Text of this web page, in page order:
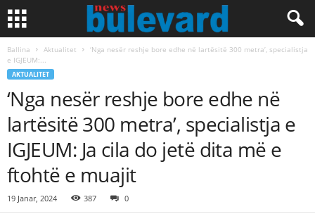
Ballina Aktualitet
‘Nga nesër reshje bore edhe në lartësitë 300 metra’, specialistja
e IGJEUM:...
AKTUALITET
‘Nga nesër reshje bore edhe në
lartësitë 300 metra’, specialistja e
IGJEUM: Ja cila do jetë dita më e
ftohtë e muajit
19 Janar, 2024 387 0